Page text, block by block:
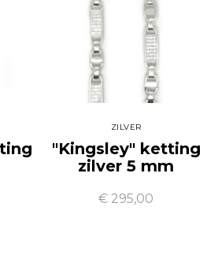
ZILVER
"Kingsley" ketting
zilver 5 mm
€ 295,00